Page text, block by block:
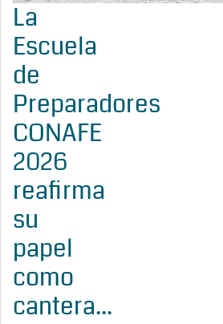
La
Escuela
de
Preparadores
CONAFE
2026
reafirma
su
papel
como
cantera...